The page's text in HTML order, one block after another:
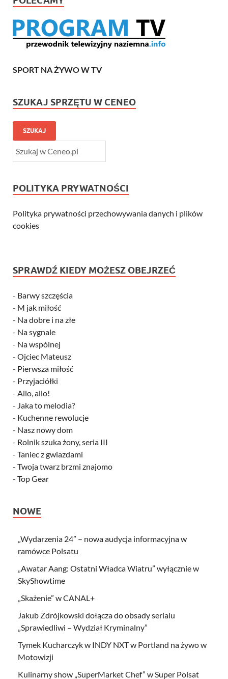
SPORT NA ŻYWO W TV
SZUKAJ SPRZĘTU W CENEO
SZUKAJ
POLITYKA PRYWATNOŚCI
Polityka prywatności przechowywania danych i plików
cookies
SPRAWDŹ KIEDY MOŻESZ OBEJRZEĆ
- Barwy szczęścia
- M jak miłość
- Na dobre i na złe
- Na sygnale
- Na wspólnej
- Ojciec Mateusz
- Pierwsza miłość
- Przyjaciółki
- Allo, allo!
- Jaka to melodia?
- Kuchenne rewolucje
- Nasz nowy dom
- Rolnik szuka żony, seria III
- Taniec z gwiazdami
- Twoja twarz brzmi znajomo
- Top Gear
NOWE
„Wydarzenia 24” – nowa audycja informacyjna w
ramówce Polsatu
„Awatar Aang: Ostatni Władca Wiatru” wyłącznie w
SkyShowtime
„Skażenie” w CANAL+
Jakub Zdrójkowski dołącza do obsady serialu
„Sprawiedliwi – Wydział Kryminalny”
Tymek Kucharczyk w INDY NXT w Portland na żywo w
Motowizji
Kulinarny show „SuperMarket Chef” w Super Polsat